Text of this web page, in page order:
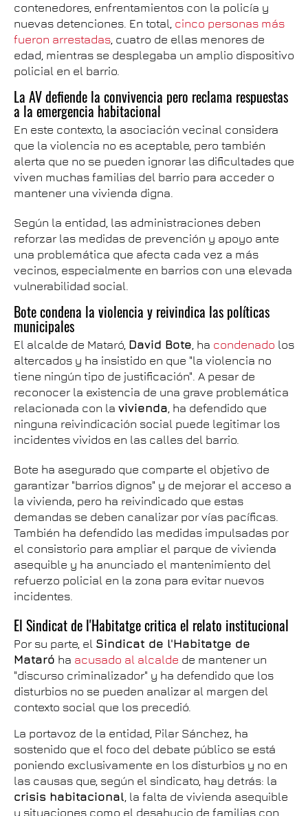
contenedores, enfrentamientos con la policía y
nuevas detenciones. En total, cinco personas más
fueron arrestadas, cuatro de ellas menores de
edad, mientras se desplegaba un amplio dispositivo
policial en el barrio.
La AV defiende la convivencia pero reclama respuestas
a la emergencia habitacional
En este contexto, la asociación vecinal considera
que la violencia no es aceptable, pero también
alerta que no se pueden ignorar las dificultades que
viven muchas familias del barrio para acceder o
mantener una vivienda digna.
Según la entidad, las administraciones deben
reforzar las medidas de prevención y apoyo ante
una problemática que afecta cada vez a más
vecinos, especialmente en barrios con una elevada
vulnerabilidad social.
Bote condena la violencia y reivindica las políticas
municipales
El alcalde de Mataró, David Bote, ha condenado los
altercados y ha insistido en que "la violencia no
tiene ningún tipo de justificación". A pesar de
reconocer la existencia de una grave problemática
relacionada con la vivienda, ha defendido que
ninguna reivindicación social puede legitimar los
incidentes vividos en las calles del barrio.
Bote ha asegurado que comparte el objetivo de
garantizar "barrios dignos" y de mejorar el acceso a
la vivienda, pero ha reivindicado que estas
demandas se deben canalizar por vías pacíficas.
También ha defendido las medidas impulsadas por
el consistorio para ampliar el parque de vivienda
asequible y ha anunciado el mantenimiento del
refuerzo policial en la zona para evitar nuevos
incidentes.
El Sindicat de l'Habitatge critica el relato institucional
Por su parte, el Sindicat de l'Habitatge de
Mataró ha acusado al alcalde de mantener un
"discurso criminalizador" y ha defendido que los
disturbios no se pueden analizar al margen del
contexto social que los precedió.
La portavoz de la entidad, Pilar Sánchez, ha
sostenido que el foco del debate público se está
poniendo exclusivamente en los disturbios y no en
las causas que, según el sindicato, hay detrás: la
crisis habitacional, la falta de vivienda asequible
y situaciones como el desahucio de familias con